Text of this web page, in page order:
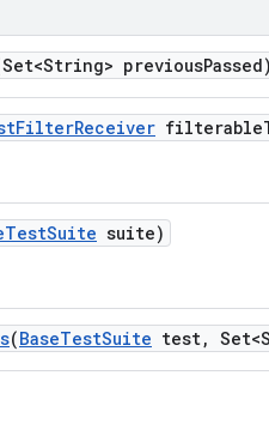
previousPassed)
FilterReceiver filterable
TestSuite suite)
(BaseTestSuite test,